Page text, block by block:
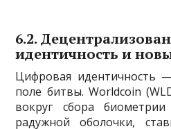
6.2.
идентичность и
Цифровая идентичность
поле битвы. Worldcoin
вокруг сбора
радужной оболочки,